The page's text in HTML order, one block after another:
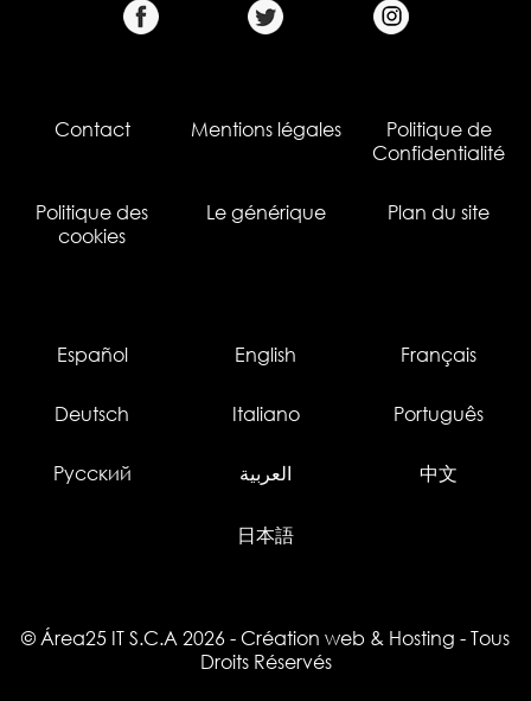
Contact Mentions légales
Politique de
Confidentialité
Politique des
cookies
Le générique Plan du site
Español English Français
Deutsch Italiano Português
Русский العربية 中文
日本語
© Área25 IT S.C.A 2026 - Création web & Hosting - Tous
Droits Réservés